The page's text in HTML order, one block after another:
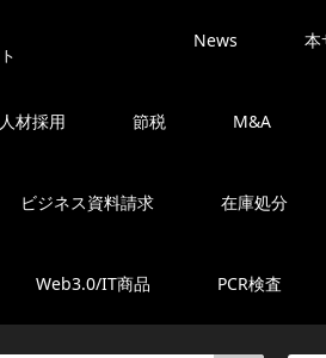
News 本
人材採用 節税 M&A
ビジネス資料請求 在庫処分
Web3.0/IT商品 PCR検査